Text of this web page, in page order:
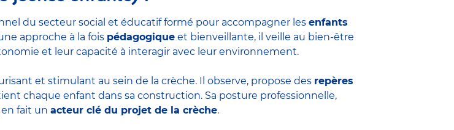
du secteur social et éducatif formé pour accompagner les enfants
approche à la fois pédagogique et bienveillante, il veille au bien-être
et leur capacité à interagir avec leur environnement.
et stimulant au sein de la crèche. Il observe, propose des repères
chaque enfant dans sa construction. Sa posture professionnelle,
fait un acteur clé du projet de la crèche.